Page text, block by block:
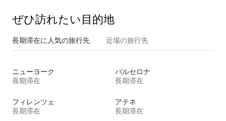
ぜひ訪⁠れ⁠た⁠い目⁠的⁠地
長期滞在に人気の旅行先 近場の旅行先
ニューヨーク
長期滞在
バルセロナ
長期滞在
フィレンツェ
長期滞在
アテネ
長期滞在